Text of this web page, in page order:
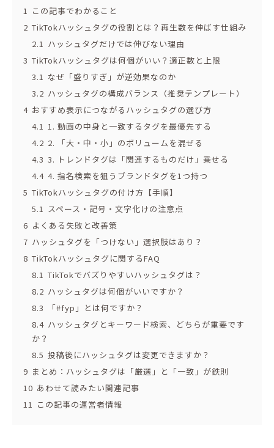
1 この記事でわかること
2 TikTokハッシュタグの役割とは？再生数を伸ばす仕組み
2.1 ハッシュタグだけでは伸びない理由
3 TikTokハッシュタグは何個がいい？適正数と上限
3.1 なぜ「盛りすぎ」が逆効果なのか
3.2 ハッシュタグの構成バランス（推奨テンプレート）
4 おすすめ表示につながるハッシュタグの選び方
4.1 1. 動画の中身と一致するタグを最優先する
4.2 2. 「大・中・小」のボリュームを混ぜる
4.3 3. トレンドタグは「関連するものだけ」乗せる
4.4 4. 指名検索を狙うブランドタグを1つ持つ
5 TikTokハッシュタグの付け方【手順】
5.1 スペース・記号・文字化けの注意点
6 よくある失敗と改善策
7 ハッシュタグを「つけない」選択肢はあり？
8 TikTokハッシュタグに関するFAQ
8.1 TikTokでバズりやすいハッシュタグは？
8.2 ハッシュタグは何個がいいですか？
8.3
「#fyp」とは何ですか？
8.4 ハッシュタグとキーワード検索、どちらが重要です
か？
8.5 投稿後にハッシュタグは変更できますか？
9 まとめ：ハッシュタグは「厳選」と「一致」が鉄則
10 あわせて読みたい関連記事
11 この記事の運営者情報